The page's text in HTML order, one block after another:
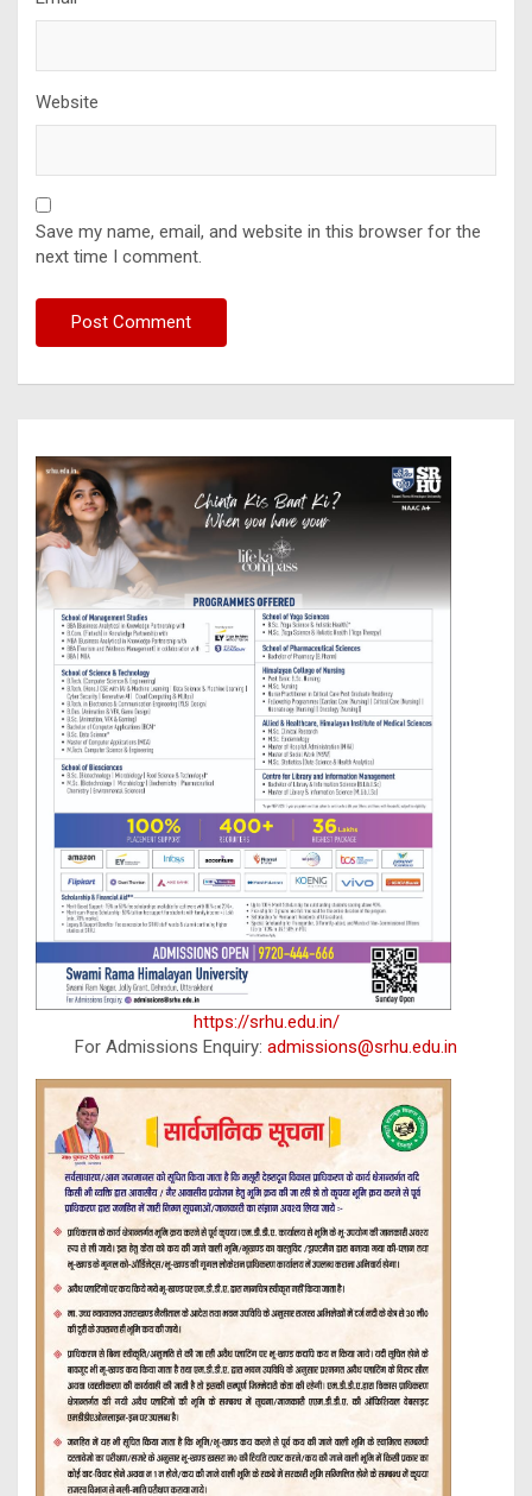
Website
Save my name, email, and website in this browser for the
next time I comment.
https://srhu.edu.in/
For Admissions Enquiry: admissions@srhu.edu.in